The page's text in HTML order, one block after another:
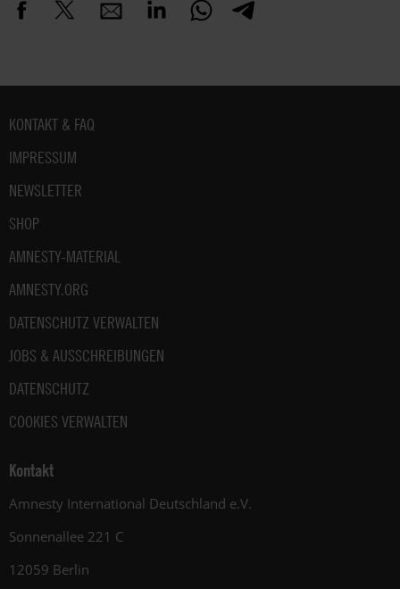
Fußbereich
KONTAKT & FAQ
IMPRESSUM
NEWSLETTER
SHOP
AMNESTY-MATERIAL
AMNESTY.ORG
DATENSCHUTZ VERWALTEN
JOBS & AUSSCHREIBUNGEN
DATENSCHUTZ
COOKIES VERWALTEN
Kontakt
Amnesty International Deutschland e.V.
Sonnenallee 221 C
12059 Berlin